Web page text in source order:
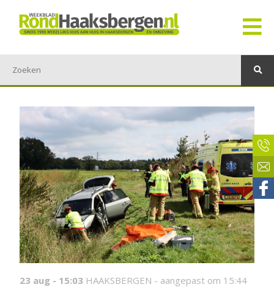
23 aug - 15:03 HAAKSBERGEN - aangepast om 15:44